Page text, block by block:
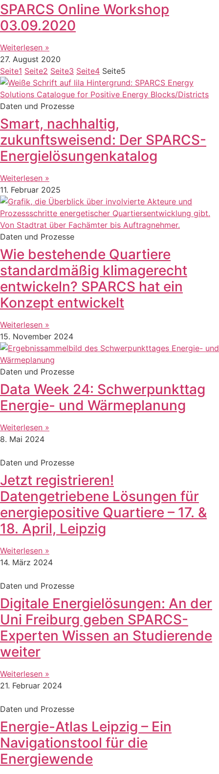
SPARCS Online Workshop
03.09.2020
Weiterlesen »
27. August 2020
Seite1 Seite2 Seite3 Seite4 Seite5
Daten und Prozesse
Smart, nachhaltig,
zukunftsweisend: Der SPARCS-
Energielösungenkatalog
Weiterlesen »
11. Februar 2025
Daten und Prozesse
Wie bestehende Quartiere
standardmäßig klimagerecht
entwickeln? SPARCS hat ein
Konzept entwickelt
Weiterlesen »
15. November 2024
Daten und Prozesse
Data Week 24: Schwerpunkttag
Energie- und Wärmeplanung
Weiterlesen »
8. Mai 2024
Daten und Prozesse
Jetzt registrieren!
Datengetriebene Lösungen für
energiepositive Quartiere – 17. &
18. April, Leipzig
Weiterlesen »
14. März 2024
Daten und Prozesse
Digitale Energielösungen: An der
Uni Freiburg geben SPARCS-
Experten Wissen an Studierende
weiter
Weiterlesen »
21. Februar 2024
Daten und Prozesse
Energie-Atlas Leipzig – Ein
Navigationstool für die
Energiewende